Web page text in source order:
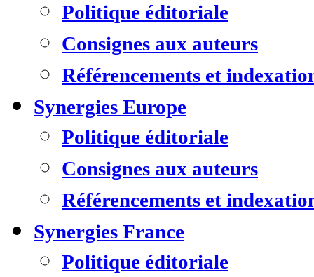
Politique éditoriale
Consignes aux auteurs
Référencements et
Synergies Europe
Politique éditoriale
Consignes aux auteurs
Référencements et
Synergies France
Politique éditoriale